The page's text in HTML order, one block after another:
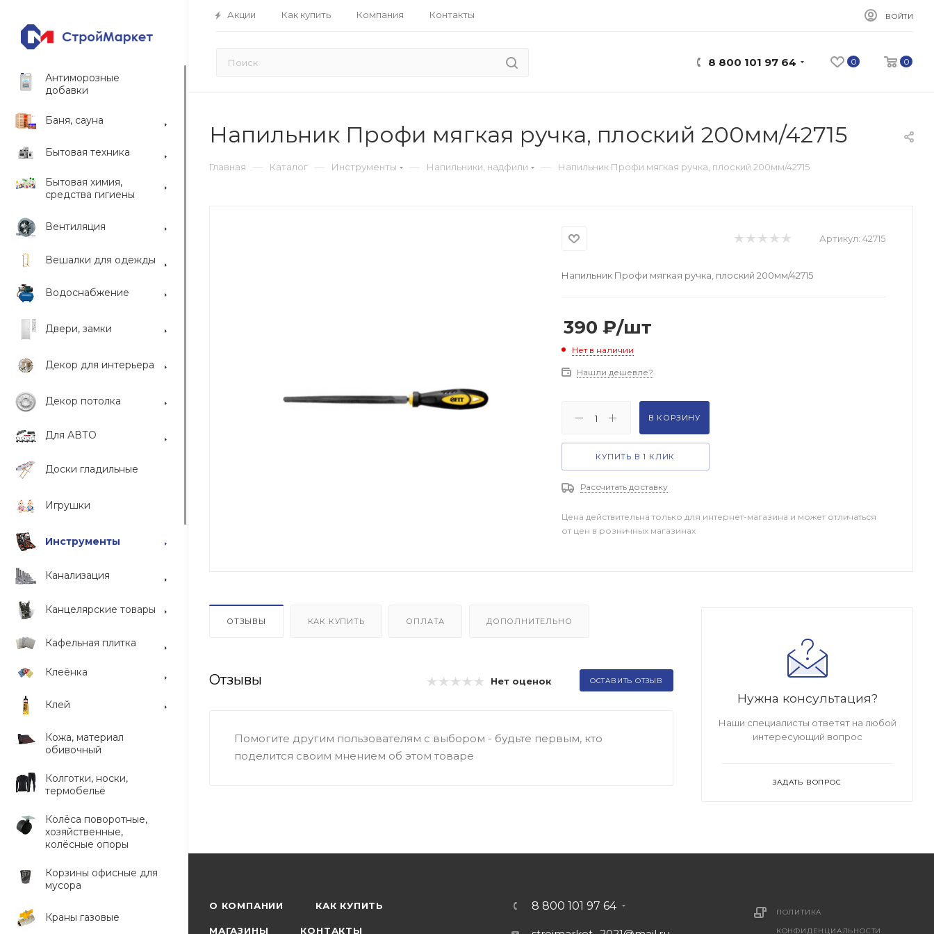
Акции Как купить Компания Контакты ВОЙТИ
0 0
8 800 101 97 64
Антиморозные
добавки
Баня, сауна
Бытовая техника
Бытовая химия,
средства гигиены
Вентиляция
Вешалки для одежды
Водоснабжение
Двери, замки
Декор для интерьера
Декор потолка
Для АВТО
Доски гладильные
Игрушки
Инструменты
Канализация
Канцелярские товары
Кафельная плитка
Клеёнка
Клей
Кожа, материал
обивочный
Колготки, носки,
термобельё
Колёса поворотные,
хозяйственные,
колёсные опоры
Корзины офисные для
мусора
Краны газовые
Напильник Профи мягкая ручка, плоский 200мм/42715
Главная — Каталог — Инструменты — Напильники, надфили — Напильник Профи мягкая ручка, плоский 200мм/42715
Артикул: 42715
Напильник Профи мягкая ручка, плоский 200мм/42715
390 ₽/шт
Нет в наличии
Нашли дешевле?
В КОРЗИНУ
КУПИТЬ В 1 КЛИК
Рассчитать доставку
Цена действительна только для интернет-магазина и может отличаться
от цен в розничных магазинах
ОТЗЫВЫ КАК КУПИТЬ ОПЛАТА ДОПОЛНИТЕЛЬНО
Отзывы Нет оценок ОСТАВИТЬ ОТЗЫВ
Помогите другим пользователям с выбором - будьте первым, кто
поделится своим мнением об этом товаре
Нужна консультация?
Наши специалисты ответят на любой
интересующий вопрос
ЗАДАТЬ ВОПРОС
О КОМПАНИИ КАК КУПИТЬ
МАГАЗИНЫ КОНТАКТЫ
8 800 101 97 64 ПОЛИТИКА
КОНФИДЕНЦИАЛЬНОСТИ